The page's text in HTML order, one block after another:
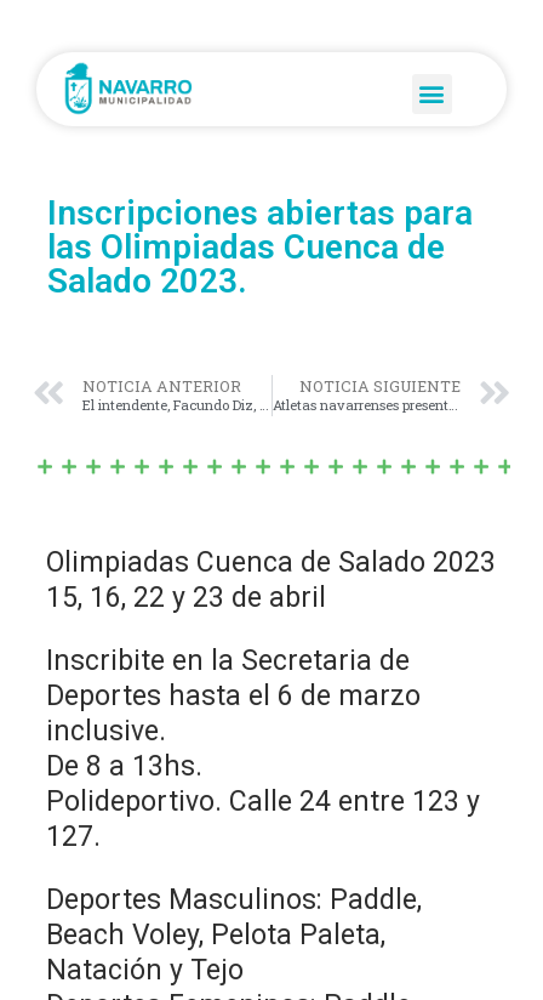
Inscripciones abiertas para
las Olimpiadas Cuenca de
Salado 2023.
NOTICIA ANTERIOR
El intendente, Facundo Diz, participó del inicio de sesiones ordinarias del Congreso Nacional.
NOTICIA SIGUIENTE
Atletas navarrenses presentes en el 9° Campamento de lanzadores en Azul.
Olimpiadas Cuenca de Salado 2023
15, 16, 22 y 23 de abril
Inscribite en la Secretaria de
Deportes hasta el 6 de marzo
inclusive.
De 8 a 13hs.
Polideportivo. Calle 24 entre 123 y
127.
Deportes Masculinos: Paddle,
Beach Voley, Pelota Paleta,
Natación y Tejo